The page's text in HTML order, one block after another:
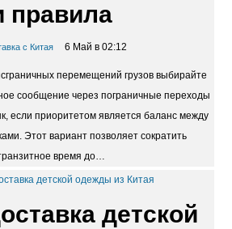
правила
с Китая 6 Май в 02:12
перемещений грузов выбирайте
сообщение через пограничные переходы
если приоритетом является баланс между
Этот вариант позволяет сократить
время до…
детской